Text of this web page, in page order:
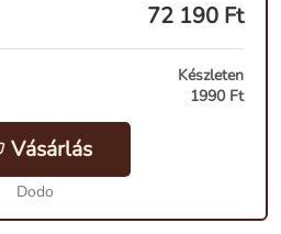
72 190 Ft
Készleten
1990 Ft
Vásárlás
Dodo